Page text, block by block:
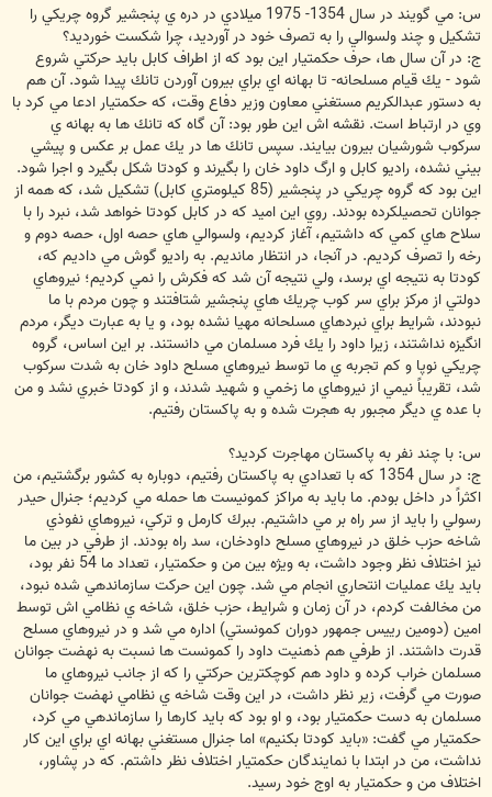
س: مي گويند در سال 1354- 1975 ميلادي در دره ي پنجشير گروه چريكي را
تشكيل و چند ولسوالي را به تصرف خود در آورديد، چرا شكست خورديد؟
ج: در آن سال ها، حرف حكمتيار اين بود كه از اطراف كابل بايد حركتي شروع
شود - يك قيام مسلحانه- تا بهانه اي براي بيرون آوردن تانك پيدا شود. آن هم
به دستور عبدالكريم مستغني معاون وزير دفاع وقت، كه حكمتيار ادعا مي كرد با
وي در ارتباط است. نقشه اش اين طور بود: آن گاه كه تانك ها به بهانه ي
سركوب شورشيان بيرون بيايند. سپس تانك ها در يك عمل بر عكس و پيشي
بيني نشده، راديو كابل و ارگ داود خان را بگيرند و كودتا شكل بگيرد و اجرا شود.
اين بود كه گروه چريكي در پنجشير (85 كيلومتري كابل) تشكيل شد، كه همه از
جوانان تحصيلكرده بودند. روي اين اميد كه در كابل كودتا خواهد شد، نبرد را با
سلاح هاي كمي كه داشتيم، آغاز كرديم، ولسوالي هاي حصه اول، حصه دوم و
رخه را تصرف كرديم. در آنجا، در انتظار مانديم. به راديو گوش مي داديم كه،
كودتا به نتيجه اي برسد، ولي نتيجه آن شد كه فكرش را نمي كرديم؛ نيروهاي
دولتي از مركز براي سر كوب چريك هاي پنجشير شتافتند و چون مردم با ما
نبودند، شرايط براي نبردهاي مسلحانه مهيا نشده بود، و يا به عبارت ديگر، مردم
انگيزه نداشتند، زيرا داود را يك فرد مسلمان مي دانستند. بر اين اساس، گروه
چريكي نوپا و كم تجربه ي ما توسط نيروهاي مسلح داود خان به شدت سركوب
شد، تقريباً نيمي از نيروهاي ما زخمي و شهيد شدند، و از كودتا خبري نشد و من
با عده ي ديگر مجبور به هجرت شده و به پاكستان رفتيم.
س: با چند نفر به پاكستان مهاجرت كرديد؟
ج: در سال 1354 كه با تعدادي به پاكستان رفتيم، دوباره به كشور برگشتيم، من
اكثراً در داخل بودم. ما بايد به مراكز كمونيست ها حمله مي كرديم؛ جنرال حيدر
رسولي را بايد از سر راه بر مي داشتيم. ببرك كارمل و تركي، نيروهاي نفوذي
شاخه حزب خلق در نيروهاي مسلح داودخان، سد راه بودند. از طرفي در بين ما
نيز اختلاف نظر وجود داشت، به ويژه بين من و حكمتيار، تعداد ما 54 نفر بود،
بايد يك عمليات انتحاري انجام مي شد. چون اين حركت سازماندهي شده نبود،
من مخالفت كردم، در آن زمان و شرايط، حزب خلق، شاخه ي نظامي اش توسط
امين (دومين رييس جمهور دوران كمونستي) اداره مي شد و در نيروهاي مسلح
قدرت داشتند. از طرفي هم ذهنيت داود را كمونست ها نسبت به نهضت جوانان
مسلمان خراب كرده و داود هم كوچكترين حركتي را كه از جانب نيروهاي ما
صورت مي گرفت، زير نظر داشت، در اين وقت شاخه ي نظامي نهضت جوانان
مسلمان به دست حكمتيار بود، و او بود كه بايد كارها را سازماندهي مي كرد،
حكمتيار مي گفت: «بايد كودتا بكنيم» اما جنرال مستغني بهانه اي براي اين كار
نداشت، من در ابتدا با نمايندگان حكمتيار اختلاف نظر داشتم. كه در پشاور،
اختلاف من و حكمتيار به اوج خود رسيد.